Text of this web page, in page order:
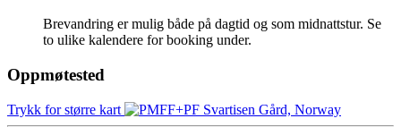
Brevandring er mulig både på dagtid og som midnattstur. Se
to ulike kalendere for booking under.
Oppmøtested
Trykk for større kart